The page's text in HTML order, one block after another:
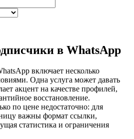
в WhatsApp
включает несколько
Одна услуга может давать
акцент на качестве профилей,
восстановление.
по цене недостаточно: для
важны формат ссылки,
статистика и ограничения